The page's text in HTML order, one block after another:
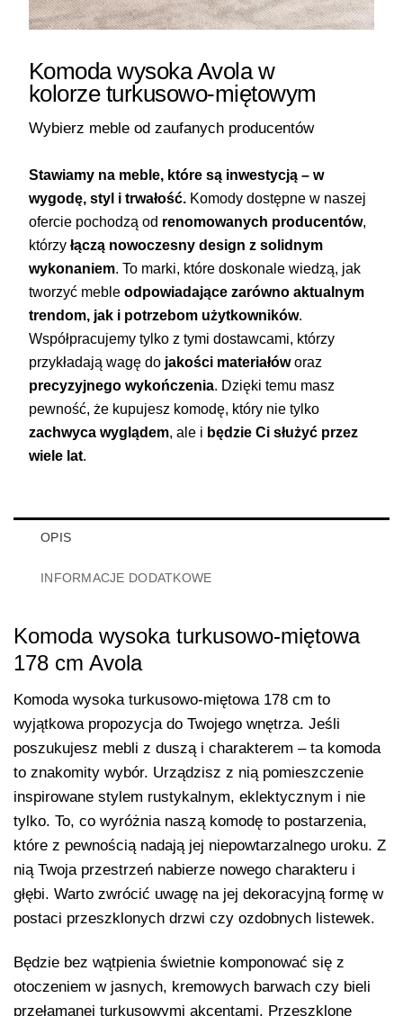
Komoda wysoka Avola w
kolorze turkusowo-miętowym
Wybierz meble od zaufanych producentów
Stawiamy na meble, które są inwestycją – w
wygodę, styl i trwałość. Komody dostępne w naszej
ofercie pochodzą od renomowanych producentów,
którzy łączą nowoczesny design z solidnym
wykonaniem. To marki, które doskonale wiedzą, jak
tworzyć meble odpowiadające zarówno aktualnym
trendom, jak i potrzebom użytkowników.
Współpracujemy tylko z tymi dostawcami, którzy
przykładają wagę do jakości materiałóworaz
precyzyjnego wykończenia. Dzięki temu masz
pewność, że kupujesz komodę, który nie tylko
zachwyca wyglądem, ale i będzie Ci służyć przez
wiele lat.
OPIS
INFORMACJE DODATKOWE
Komoda wysoka turkusowo-miętowa
178 cm Avola
Komoda wysoka turkusowo-miętowa 178 cm to
wyjątkowa propozycja do Twojego wnętrza. Jeśli
poszukujesz mebli z duszą i charakterem – ta komoda
to znakomity wybór. Urządzisz z nią pomieszczenie
inspirowane stylem rustykalnym, eklektycznym i nie
tylko. To, co wyróżnia naszą komodę to postarzenia,
które z pewnością nadają jej niepowtarzalnego uroku. Z
nią Twoja przestrzeń nabierze nowego charakteru i
głębi. Warto zwrócić uwagę na jej dekoracyjną formę w
postaci przeszklonych drzwi czy ozdobnych listewek.
Będzie bez wątpienia świetnie komponować się z
otoczeniem w jasnych, kremowych barwach czy bieli
przełamanej turkusowymi akcentami. Przeszklone